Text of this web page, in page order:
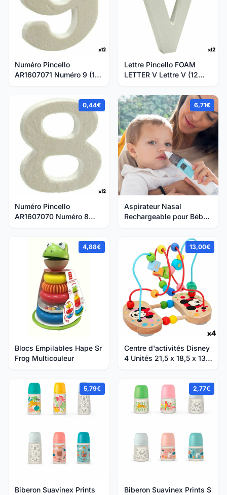
Numéro Pincello
AR1607071 Numéro 9 (12
Lettre Pincello FOAM
LETTER V Lettre V (12
0,44€
Numéro Pincello
AR1607070 Numéro 8
6,71€
Aspirateur Nasal
Rechargeable pour Bébés
4,88€
Blocs Empilables Hape Sr
Frog Multicouleur
13,00€
Centre d'activités Disney
4 Unités 21,5 x 18,5 x 13,5
5,79€
Biberon Suavinex Prints
2,77€
Biberon Suavinex Prints S